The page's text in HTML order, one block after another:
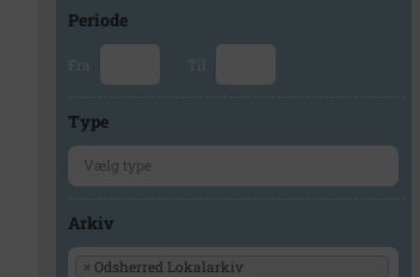
Periode
Fra Til
Type
Arkiv
× Odsherred Lokalarkiv